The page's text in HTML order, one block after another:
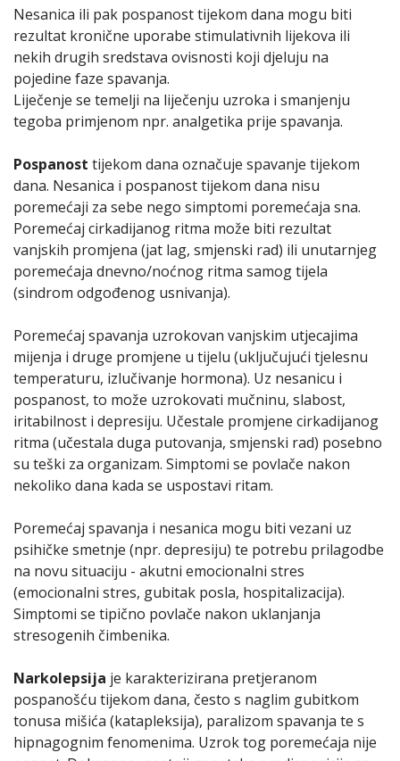
Nesanica ili pak pospanost tijekom dana mogu biti
rezultat kronične uporabe stimulativnih lijekova ili
nekih drugih sredstava ovisnosti koji djeluju na
pojedine faze spavanja.
Liječenje se temelji na liječenju uzroka i smanjenju
tegoba primjenom npr. analgetika prije spavanja.
Pospanost tijekom dana označuje spavanje tijekom
dana. Nesanica i pospanost tijekom dana nisu
poremećaji za sebe nego simptomi poremećaja sna.
Poremećaj cirkadijanog ritma može biti rezultat
vanjskih promjena (jat lag, smjenski rad) ili unutarnjeg
poremećaja dnevno/noćnog ritma samog tijela
(sindrom odgođenog usnivanja).
Poremećaj spavanja uzrokovan vanjskim utjecajima
mijenja i druge promjene u tijelu (uključujući tjelesnu
temperaturu, izlučivanje hormona). Uz nesanicu i
pospanost, to može uzrokovati mučninu, slabost,
iritabilnost i depresiju. Učestale promjene cirkadijanog
ritma (učestala duga putovanja, smjenski rad) posebno
su teški za organizam. Simptomi se povlače nakon
nekoliko dana kada se uspostavi ritam.
Poremećaj spavanja i nesanica mogu biti vezani uz
psihičke smetnje (npr. depresiju) te potrebu prilagodbe
na novu situaciju - akutni emocionalni stres
(emocionalni stres, gubitak posla, hospitalizacija).
Simptomi se tipično povlače nakon uklanjanja
stresogenih čimbenika.
Narkolepsija je karakterizirana pretjeranom
pospanošću tijekom dana, često s naglim gubitkom
tonusa mišića (katapleksija), paralizom spavanja te s
hipnagognim fenomenima. Uzrok tog poremećaja nije